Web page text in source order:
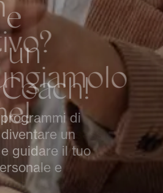
o?
giamolo
!
sessioni
per
e